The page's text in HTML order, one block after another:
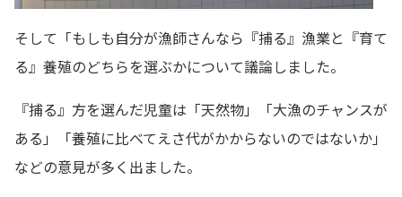
そして「もしも自分が漁師さんなら『捕る』漁業と『育て
る』養殖のどちらを選ぶかについて議論しました。
『捕る』方を選んだ児童は「天然物」「大漁のチャンスが
ある」「養殖に比べてえさ代がかからないのではないか」
などの意見が多く出ました。